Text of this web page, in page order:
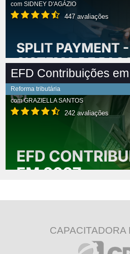
com SIDNEY D'AGÁZIO
447 avaliações
EFD Contribuições
Reforma tributária
comGRAZIELLA SANTOS
242 avaliações
CAPACITADORA